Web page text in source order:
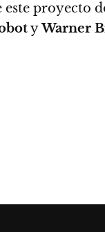
este proyecto
yWarner